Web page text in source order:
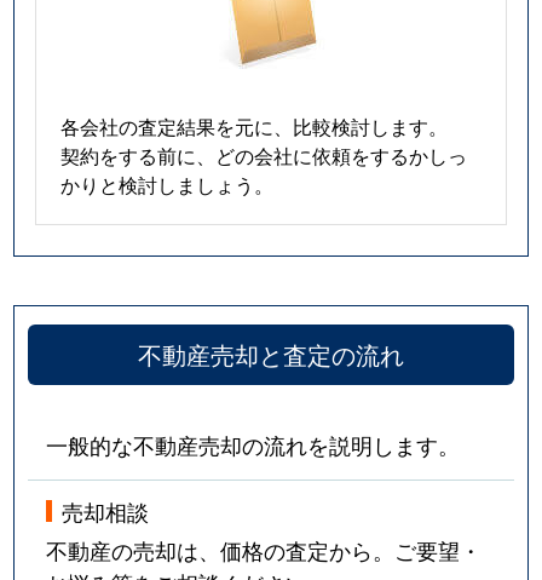
各会社の査定結果を元に、比較検討します。
契約をする前に、どの会社に依頼をするかしっ
かりと検討しましょう。
不動産売却と査定の流れ
一般的な不動産売却の流れを説明します。
売却相談
不動産の売却は、価格の査定から。ご要望・